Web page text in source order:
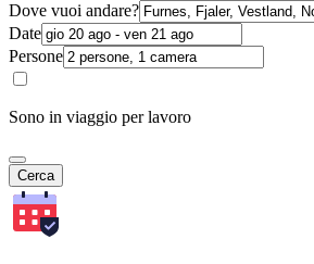
Dove vuoi andare?
Date
Persone
Sono in viaggio per lavoro
Cerca